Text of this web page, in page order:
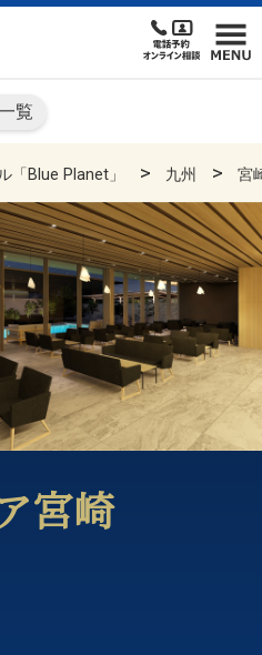
覧
「Blue Planet」 九州 宮
宮崎